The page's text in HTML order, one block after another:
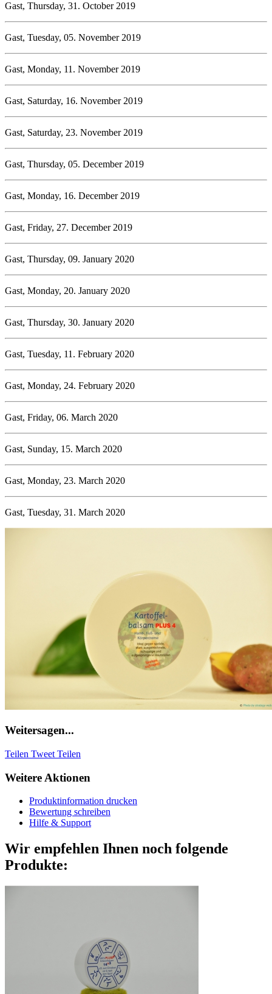
Gast, Thursday, 31. October 2019
Gast, Tuesday, 05. November 2019
Gast, Monday, 11. November 2019
Gast, Saturday, 16. November 2019
Gast, Saturday, 23. November 2019
Gast, Thursday, 05. December 2019
Gast, Monday, 16. December 2019
Gast, Friday, 27. December 2019
Gast, Thursday, 09. January 2020
Gast, Monday, 20. January 2020
Gast, Thursday, 30. January 2020
Gast, Tuesday, 11. February 2020
Gast, Monday, 24. February 2020
Gast, Friday, 06. March 2020
Gast, Sunday, 15. March 2020
Gast, Monday, 23. March 2020
Gast, Tuesday, 31. March 2020
Weitersagen...
Teilen Tweet Teilen
Weitere Aktionen
Produktinformation drucken
Bewertung schreiben
Hilfe & Support
Wir empfehlen Ihnen noch folgende
Produkte: